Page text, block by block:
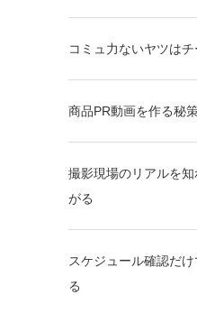
コミュ力ないヤツは
商品PR動画を作る秘
撮影現場のリアルを
がる
スケジュール確認だ
る